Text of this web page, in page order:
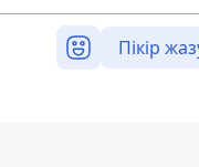
Пікір